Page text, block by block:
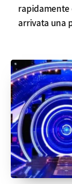
rapidamente
arrivata una